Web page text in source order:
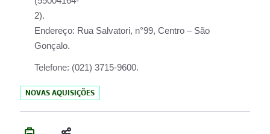
2).
Endereço: Rua Salvatori, n°99, Centro – São
Gonçalo.
Telefone: (021) 3715-9600.
NOVAS AQUISIÇÕES